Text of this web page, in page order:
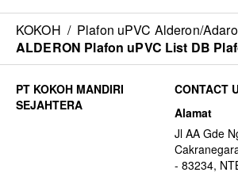
KOKOH / Plafon uPVC Alderon/
ALDERON Plafon uPVC List DB
CONTACT
Alamat
Jl AA Gde
- 83234,